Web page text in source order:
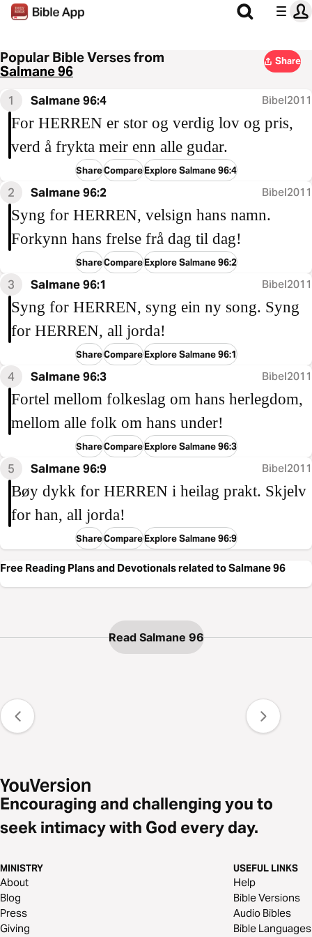
Popular Bible Verses from
Salmane 96
Share
1 Salmane 96:4 Bibel2011
For HERREN er stor og verdig lov og pris,
verd å frykta meir enn alle gudar.
ShareCompareExplore Salmane 96:4
2 Salmane 96:2 Bibel2011
Syng for HERREN, velsign hans namn.
Forkynn hans frelse frå dag til dag!
ShareCompareExplore Salmane 96:2
3 Salmane 96:1 Bibel2011
Syng for HERREN, syng ein ny song. Syng
for HERREN, all jorda!
ShareCompareExplore Salmane 96:1
4 Salmane 96:3 Bibel2011
Fortel mellom folkeslag om hans herlegdom,
mellom alle folk om hans under!
ShareCompareExplore Salmane 96:3
5 Salmane 96:9 Bibel2011
Bøy dykk for HERREN i heilag prakt. Skjelv
for han, all jorda!
ShareCompareExplore Salmane 96:9
Free Reading Plans and Devotionals related to Salmane 96
Read Salmane 96
Encouraging and challenging you to
seek intimacy with God every day.
MINISTRY
About
Blog
Press
Giving
USEFUL LINKS
Help
Bible Versions
Audio Bibles
Bible Languages